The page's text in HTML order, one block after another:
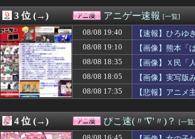
08/08 20:00
【放送事故】フジテレビ、女
08/08 20:00
「神聖なる場所です」靖国神
08/08 20:00
【画像】セブンイレブン、つ
08/08 20:00
外国人「韓国で日本ブームが
08/08 20:00
バンナム社長「今後は自社IP
08/08 20:00
海外「三時間ずっと難しい顔
08/08 20:00
『モンスターハンター ポータ
08/08 20:00
【衝撃】韓国人「日本の宅配
08/08 20:00
【鬼茶半額】HIKAKIN麦茶が
08/08 20:00
格ゲーってどうやったら上手
08/08 19:58
【速報】森平麗心さん、肌着
08/08 19:58
【驚愕】名作『無職転生』凄
3 位 (→) アニゲー速報 [一覧]
08/08 19:40
【速報】ひろゆ
08/08 19:10
【画像】熊本「
08/08 18:35
【画像】Ｘ民
08/08 18:05
【画像】実写版
08/08 17:35
【悲報】アニメ
4 位 (→) ぴこ速(〃'∇'〃)？ [一覧]